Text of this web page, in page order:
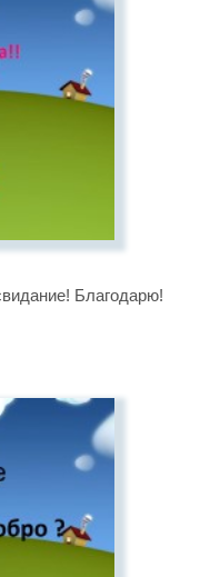
Благодарю!